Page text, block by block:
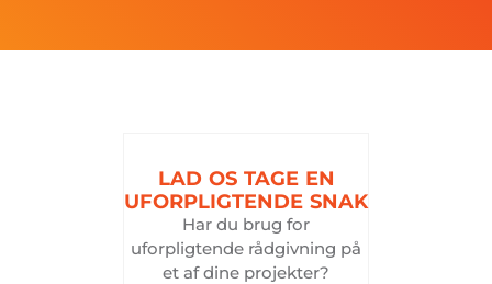
LAD OS TAGE EN
UFORPLIGTENDE SNAK
Har du brug for
uforpligtende rådgivning på
et af dine projekter?